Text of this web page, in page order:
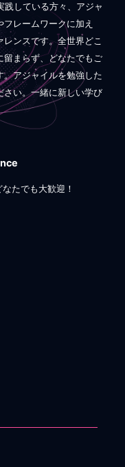
践している方々、アジャ
レームワークに加え
ンスです。全世界どこ
留まらず、どなたでもご
アジャイルを勉強した
さい。一緒に新しい学び
たでも大歓迎！